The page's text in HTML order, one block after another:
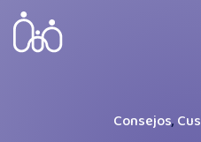
Consejos,